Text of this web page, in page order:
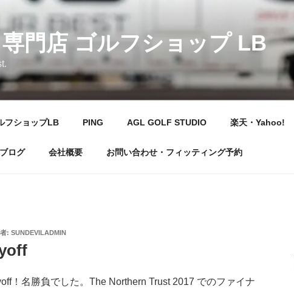
門店 ゴルフショップ LB
フショップLB PING AGL GOLF STUDIO 楽天・Yahoo!
ブログ 会社概要 お問い合わせ・フィッティング予約
: SUNDEVILADMIN
！名勝負でした。The Northern Trust 2017 でのファイナ